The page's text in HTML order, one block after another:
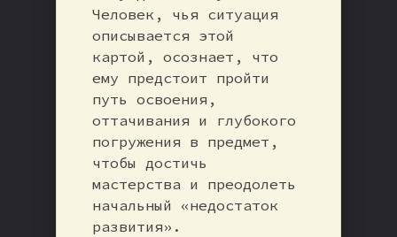
Человек, чья ситуация
описывается этой
картой, осознает, что
ему предстоит пройти
путь освоения,
оттачивания и глубокого
погружения в предмет,
чтобы достичь
мастерства и преодолеть
начальный «недостаток
развития».